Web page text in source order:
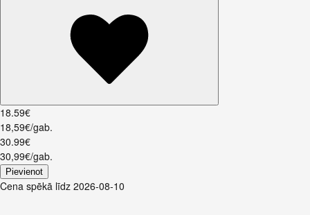
18.59€
18,59€/gab.
30.99€
30,99€/gab.
Pievienot
Cena spēkā līdz 2026-08-10